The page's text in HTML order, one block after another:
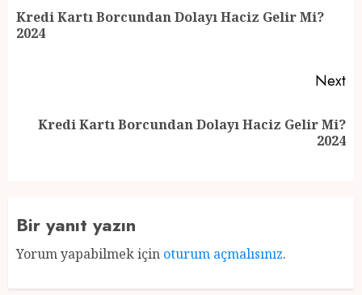
navigation
Kredi Kartı Borcundan Dolayı Haciz Gelir Mi?
2024
Next
NextKredi Kartı Borcundan Dolayı Haciz Gelir Mi?
2024
Bir yanıt yazın
Yorum yapabilmek için oturum açmalısınız.